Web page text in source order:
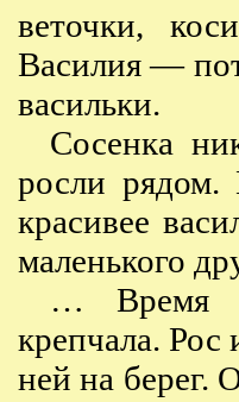
веточки,
Василия —
васильки.
Сосенка
росли рядом.
красивее
маленького
… Время
крепчала. Рос
ней на берег.